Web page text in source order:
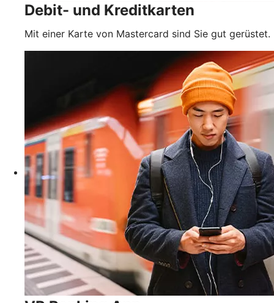
Debit- und Kreditkarten
Mit einer Karte von Mastercard sind Sie gut gerüstet.